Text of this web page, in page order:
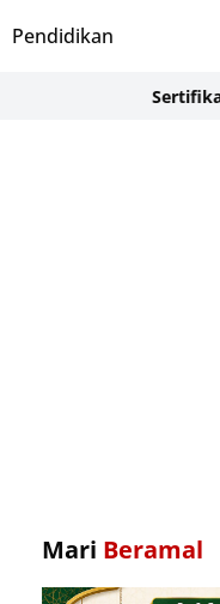
Pendidikan
Sertifikat
Mari Beramal